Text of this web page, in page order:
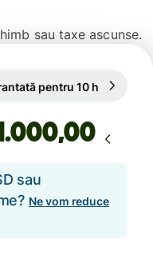
sau taxe ascunse.
pentru 10 h
,00
sau
Ne vom reduce